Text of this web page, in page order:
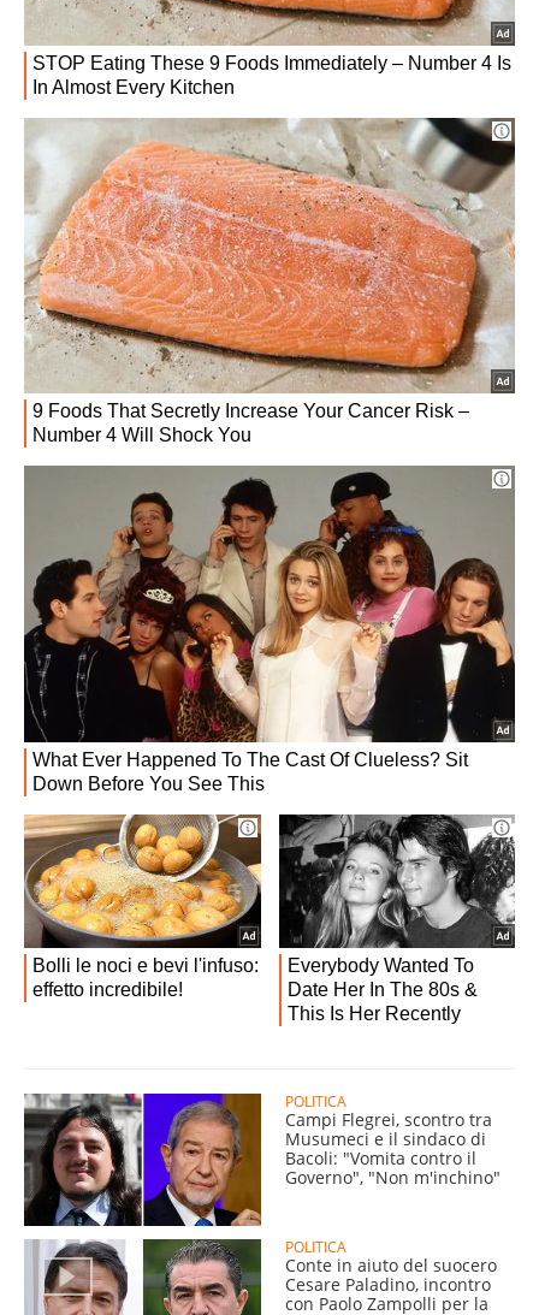
POLITICA
Campi Flegrei, scontro tra
Musumeci e il sindaco di
Bacoli: "Vomita contro il
Governo", "Non m'inchino"
POLITICA
Conte in aiuto del suocero
Cesare Paladino, incontro
con Paolo Zampolli per la